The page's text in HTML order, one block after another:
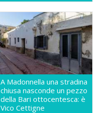
A Madonnella una stradina
chiusa nasconde un pezzo
della Bari ottocentesca: è
Vico Cettigne